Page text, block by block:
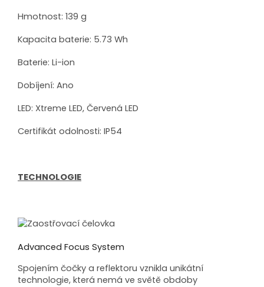
Hmotnost: 139 g
Kapacita baterie: 5.73 Wh
Baterie: Li-ion
Dobíjení: Ano
LED: Xtreme LED, Červená LED
Certifikát odolnosti: IP54
TECHNOLOGIE
Advanced Focus System
Spojením čočky a reflektoru vznikla unikátní
technologie, která nemá ve světě obdoby